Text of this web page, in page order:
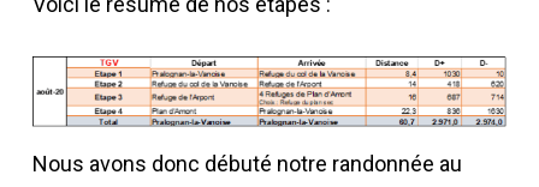
Nous avons donc débuté notre randonnée au